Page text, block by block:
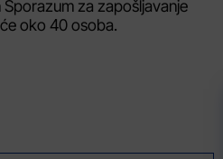
za zapošljavanje
oko 40 osoba.